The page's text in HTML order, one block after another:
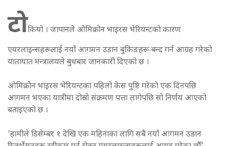
टोकियो । जापानले ओमिक्रोन भाइरस भेरियन्टको कारण
एयरलाइन्सहरूलाई नयाँ आगमन उडान बुकिङहरू बन्द गर्न आग्रह गरेको
यातायात मन्त्रालयले बुधबार जानकारी दिएको छ ।
ओमिक्रोन भाइरस भेरियन्टका पहिलो केस पुष्टि गरेको एक दिनपछि
आगमन भएका यात्रीमा दोस्रो संक्रमण पत्ता लागेपछि सो निर्णय आएको
बताइएको छ ।
‘हामीले डिसेम्बर १ देखि एक महिनाका लागि सबै नयाँ आगमन उडान